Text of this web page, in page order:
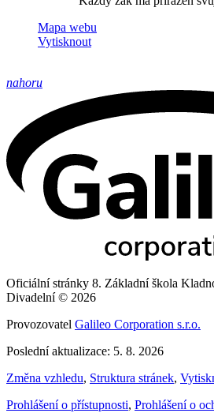
Mapa webu
Vytisknout
nahoru
Oficiální stránky 8. Základní škola
Divadelní © 2026
Provozovatel Galileo Corporation s.r.o.
Poslední aktualizace: 5. 8. 2026
Změna vzhledu, Struktura stránek,
Prohlášení o přístupnosti, Prohlášení o